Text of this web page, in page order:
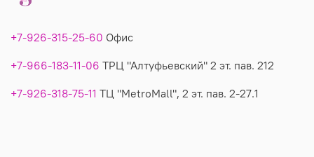
+7-926-315-25-60 Офис
+7-966-183-11-06 ТРЦ "Алтуфьевский" 2 эт. пав. 212
+7-926-318-75-11 ТЦ "MetroMall", 2 эт. пав. 2-27.1